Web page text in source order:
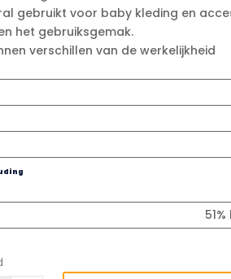
gebruikt voor baby kleding en
het gebruiksgemak.
verschillen van de werkelijkheid